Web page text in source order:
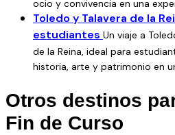
ocio y convivencia en una
Toledo y Talavera de la
estudiantes Un viaje a
de la Reina, ideal para
historia, arte y patrimonio en
Otros destinos
Fin de Curso